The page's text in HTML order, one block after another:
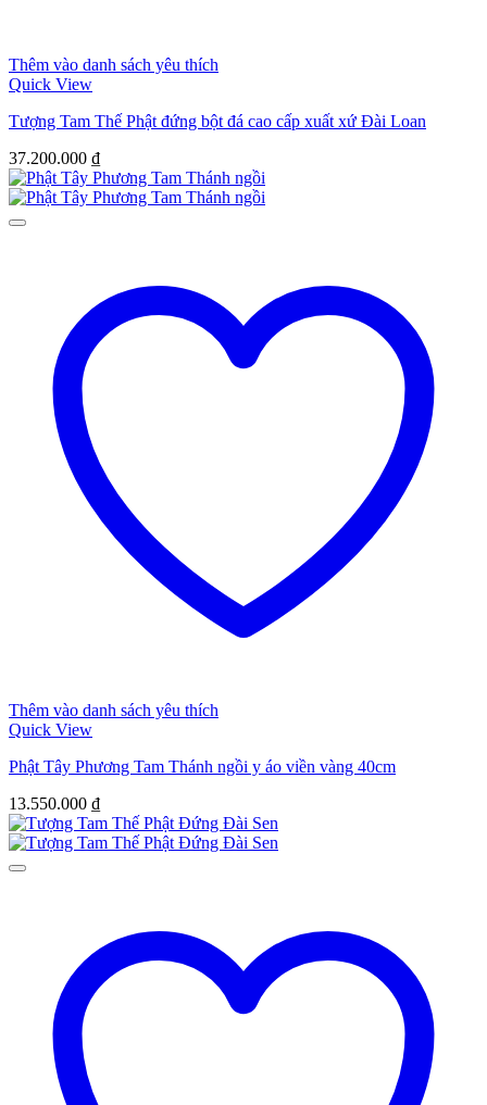
Thêm vào danh sách yêu thích
Quick View
Tượng Tam Thế Phật đứng bột đá cao cấp xuất xứ Đài Loan
37.200.000 ₫
Thêm vào danh sách yêu thích
Quick View
Phật Tây Phương Tam Thánh ngồi y áo viền vàng 40cm
13.550.000 ₫